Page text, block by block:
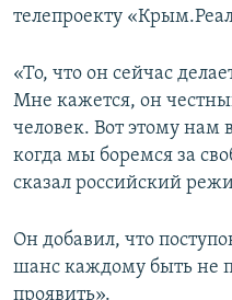
телепроекту
«То, что он сейчас
Мне кажется, он
человек. Вот этому нам
когда мы боремся за
сказал российский
Он добавил, что
шанс каждому быть не
проявить».